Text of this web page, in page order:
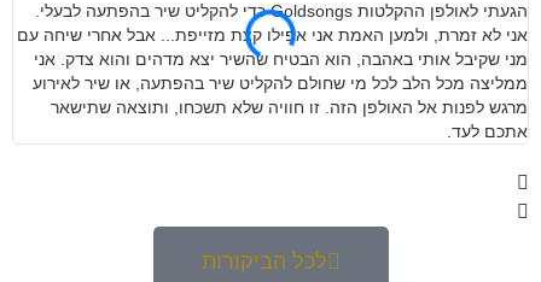
הגעתי לאולפן ההקלטות Goldsongs כדי להקליט שיר בהפתעה לבעלי.
אני לא זמרת, ולמען האמת אני אפילו קצת מזייפת... אבל אחרי שיחה עם
מני שקיבל אותי באהבה, הוא הבטיח שהשיר יצא מדהים והוא צדק. אני
ממליצה מכל הלב לכל מי שחולם להקליט שיר בהפתעה, או שיר לאירוע
מרגש לפנות אל האולפן הזה. זו חוויה שלא תשכחו, ותוצאה שתישאר
אתכם לעד.
לכל הביקורות